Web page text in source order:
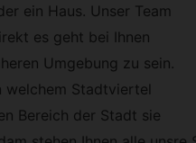
ein Haus. Unser Team
es geht bei Ihnen
Umgebung zu sein.
welchem Stadtviertel
Bereich der Stadt sie